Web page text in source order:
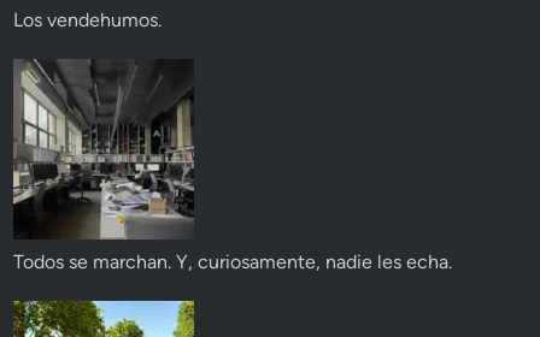
Los vendehumos.
Todos se marchan. Y, curiosamente, nadie les echa.